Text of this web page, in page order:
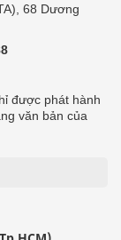
68 Dương
được phát hành
văn bản của